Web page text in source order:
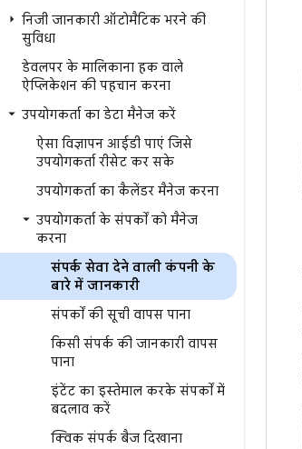
निजी जानकारी ऑटोमैटिक भरने की
सुविधा
डेवलपर के मालिकाना हक वाले
ऐप्लिकेशन की पहचान करना
उपयोगकर्ता का डेटा मैनेज करें
ऐसा विज्ञापन आईडी पाएं जिसे
उपयोगकर्ता रीसेट कर सके
उपयोगकर्ता का कैलेंडर मैनेज करना
उपयोगकर्ता के संपर्कों को मैनेज
करना
संपर्क सेवा देने वाली कंपनी के
बारे में जानकारी
संपर्कों की सूची वापस पाना
किसी संपर्क की जानकारी वापस
पाना
इंटेंट का इस्तेमाल करके संपर्कों में
बदलाव करें
क्विक संपर्क बैज दिखाना